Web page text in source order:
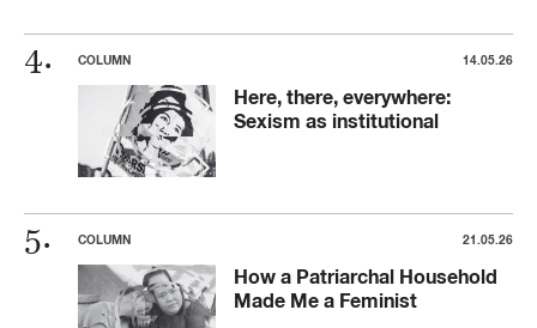
COLUMN 14.05.26
Here, there, everywhere:
Sexism as institutional
COLUMN 21.05.26
How a Patriarchal Household
Made Me a Feminist